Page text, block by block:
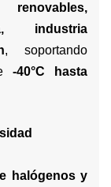
renovables,
industria
, soportando
-40°C hasta
halógenos y